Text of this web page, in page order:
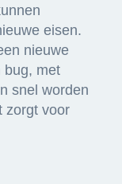
eisen.
nieuwe
bug, met
snel worden
zorgt voor